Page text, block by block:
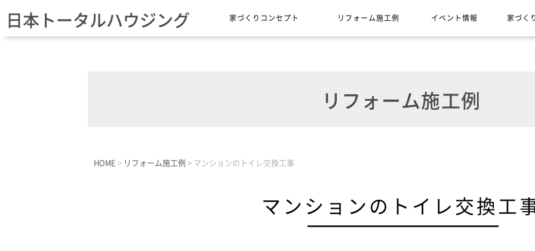
日本トータルハウジング 家づくりコンセプト リフォーム施工例 イベント情報 家づく
リフォーム施工例
HOME > リフォーム施工例 > マンションのトイレ交換工事
マンションのトイレ交換工